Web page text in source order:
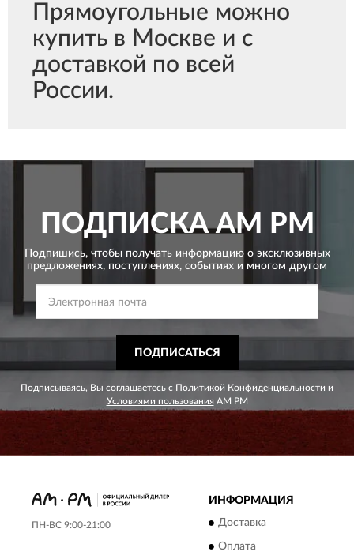
Прямоугольные можно
купить в Москве и с
доставкой по всей
России.
ПОДПИСКАAM PM
Подпишись, чтобы получать информацию о эксклюзивных
предложениях, поступлениях, событиях и многом другом
ПОДПИСАТЬСЯ
Подписываясь, Вы соглашаетесь с Политикой Конфиденциальности и
Условиями пользования AM PM
ПН-ВС 9:00-21:00
ИНФОРМАЦИЯ
Доставка
Оплата